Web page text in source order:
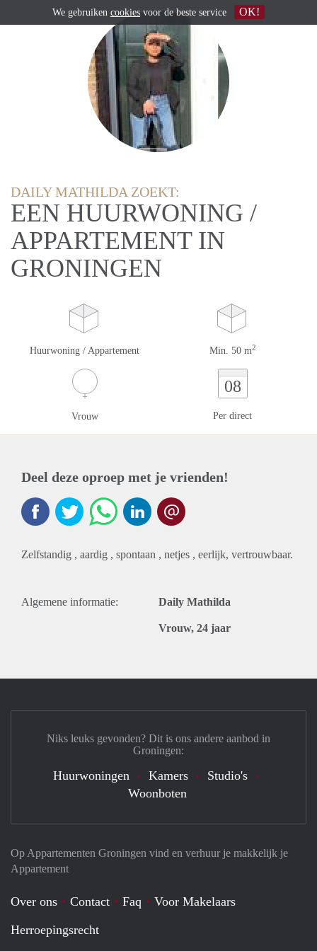
DAILY MATHILDA ZOEKT:
EEN HUURWONING /
APPARTEMENT IN
GRONINGEN
Huurwoning / Appartement Min. 50 m2
Vrouw
08
Per direct
Deel deze oproep met je vrienden!
Zelfstandig , aardig , spontaan , netjes , eerlijk, vertrouwbaar.
Algemene informatie: Daily Mathilda
Vrouw, 24 jaar
Op Appartementen Groningen vind en verhuur je makkelijk je
Appartement
Over ons Contact Faq
Voor Makelaars
Herroepingsrecht
Niks leuks gevonden? Dit is ons andere aanbod in
Groningen:
Huurwoningen Kamers
Studio's
Woonboten
We gebruiken cookies voor de beste service OK!